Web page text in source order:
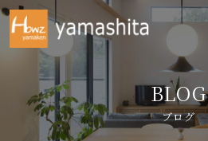
BLOG
ブログ